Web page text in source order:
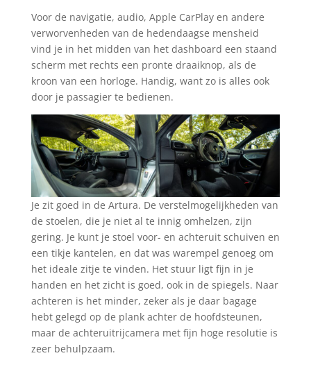
Voor de navigatie, audio, Apple CarPlay en andere
verworvenheden van de hedendaagse mensheid
vind je in het midden van het dashboard een staand
scherm met rechts een pronte draaiknop, als de
kroon van een horloge. Handig, want zo is alles ook
door je passagier te bedienen.
Je zit goed in de Artura. De verstelmogelijkheden van
de stoelen, die je niet al te innig omhelzen, zijn
gering. Je kunt je stoel voor- en achteruit schuiven en
een tikje kantelen, en dat was warempel genoeg om
het ideale zitje te vinden. Het stuur ligt fijn in je
handen en het zicht is goed, ook in de spiegels. Naar
achteren is het minder, zeker als je daar bagage
hebt gelegd op de plank achter de hoofdsteunen,
maar de achteruitrijcamera met fijn hoge resolutie is
zeer behulpzaam.